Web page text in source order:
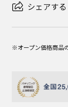
シェアする
※オープン価格商品